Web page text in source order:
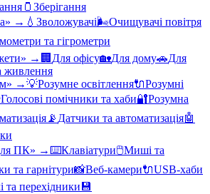
🫙 Зберігання
» → 💧 Зволожувачі🌬️Очищувачі повітря
та гігрометри
» → 🏢 Для офісу🏡Для дому🚗Для
живлення
» →💡Розумне освітлення🔌Розумні
Голосові помічники та хаби🔐Розумна
📡 Датчики та автоматизація🤖
ПК» →⌨️Клавіатури🖱️Миші та
та гарнітури📸Веб-камери🔌USB-хаби
та перехідники 💾